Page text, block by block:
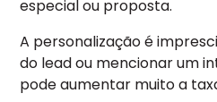
especial ou proposta.
A personalização é
do lead ou mencionar um
pode aumentar muito a